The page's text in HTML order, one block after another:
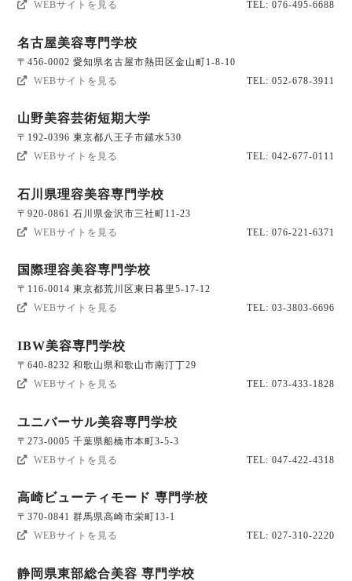
WEBサイトを見る TEL: 076-495-6688
名古屋美容専門学校
〒456-0002 愛知県名古屋市熱田区金山町1-8-10
WEBサイトを見る
TEL: 052-678-3911
山野美容芸術短期大学
〒192-0396 東京都八王子市鑓水530
WEBサイトを見る
TEL: 042-677-0111
石川県理容美容専門学校
〒920-0861 石川県金沢市三社町11-23
WEBサイトを見る
TEL: 076-221-6371
国際理容美容専門学校
〒116-0014 東京都荒川区東日暮里5-17-12
WEBサイトを見る
TEL: 03-3803-6696
IBW美容専門学校
〒640-8232 和歌山県和歌山市南汀丁29
WEBサイトを見る
TEL: 073-433-1828
ユニバーサル美容専門学校
〒273-0005 千葉県船橋市本町3-5-3
WEBサイトを見る
TEL: 047-422-4318
高崎ビューティモード 専門学校
〒370-0841 群馬県高崎市栄町13-1
WEBサイトを見る
TEL: 027-310-2220
静岡県東部総合美容 専門学校